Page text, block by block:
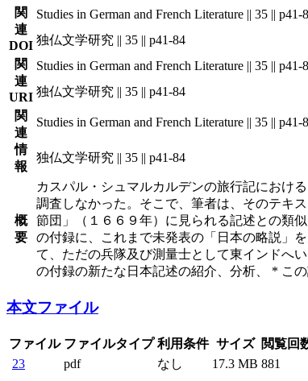
関
連
DOI
Studies in German and French Literature || 35 || p41-
独仏文学研究 || 35 || p41-84
関
連
URI
Studies in German and French Literature || 35 || p41-
独仏文学研究 || 35 || p41-84
関
連
情
報
Studies in German and French Literature || 35 || p41-
独仏文学研究 || 35 || p41-84
概
要
カスパル・シュマルカルデンの旅行記におけ
調査しなかった。そこで、筆者は、そのテキ
節団」（１６６９年）に見られる記述との類
の付録に、これまで未発表の「日本の略説」
て、ただの兵隊及び測量士として東インドへ
の付録の新たな日本記述の紹介、分析、 * こ
本文ファイル
ファイル ファイルタイプ 利用条件 サイズ 閲覧回
23
pdf なし 17.3 MB 881